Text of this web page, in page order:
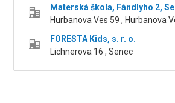
Materská škola, Fándlyho 2,
Hurbanova Ves 59 , Hurbanova
FORESTA Kids, s. r. o.
Lichnerova 16 , Senec